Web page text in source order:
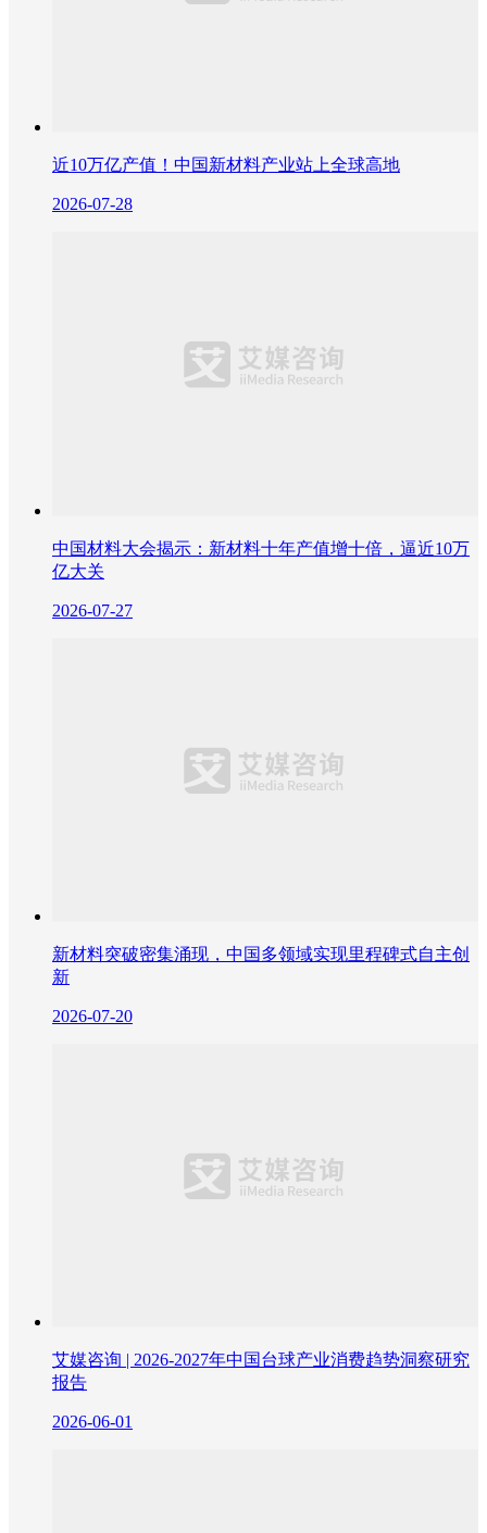
近10万亿产值！中国新材料产业站上全球高地
2026-07-28
中国材料大会揭示：新材料十年产值增十倍，逼近10万
亿大关
2026-07-27
新材料突破密集涌现，中国多领域实现里程碑式自主创
新
2026-07-20
艾媒咨询 | 2026-2027年中国台球产业消费趋势洞察研究
报告
2026-06-01